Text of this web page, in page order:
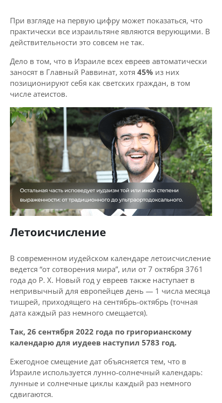
При взгляде на первую цифру может показаться, что
практически все израильтяне являются верующими. В
действительности это совсем не так.
Дело в том, что в Израиле всех евреев автоматически
заносят в Главный Раввинат, хотя 45% из них
позиционируют себя как светских граждан, в том
числе атеистов.
Летоисчисление
В современном иудейском календаре летоисчисление
ведется “от сотворения мира”, или от 7 октября 3761
года до Р. Х. Новый год у евреев также наступает в
непривычный для европейцев день — 1 числа месяца
тишрей, приходящего на сентябрь-октябрь (точная
дата каждый раз немного смещается).
Так, 26 сентября 2022 года по григорианскому
календарю для иудеев наступил 5783 год.
Ежегодное смещение дат объясняется тем, что в
Израиле используется лунно-солнечный календарь:
лунные и солнечные циклы каждый раз немного
сдвигаются.